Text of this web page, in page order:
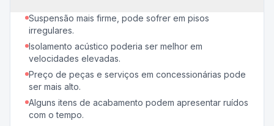
Suspensão mais firme, pode sofrer em pisos
irregulares.
Isolamento acústico poderia ser melhor em
velocidades elevadas.
Preço de peças e serviços em concessionárias pode
ser mais alto.
Alguns itens de acabamento podem apresentar ruídos
com o tempo.